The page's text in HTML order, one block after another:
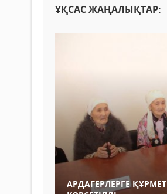
ҰҚСАС ЖАҢАЛЫҚТАР:
АРДАГЕРЛЕРГЕ ҚҰРМЕТ